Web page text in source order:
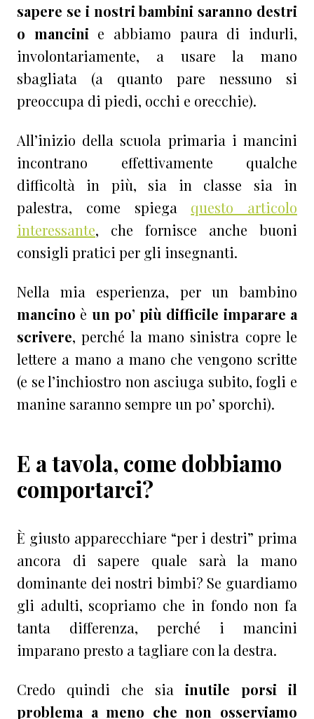
sapere se i nostri bambini saranno destri
o mancini e abbiamo paura di indurli,
involontariamente, a usare la mano
sbagliata (a quanto pare nessuno si
preoccupa di piedi, occhi e orecchie).
All’inizio della scuola primaria i mancini
incontrano effettivamente qualche
difficoltà in più, sia in classe sia in
palestra, come spiega questo articolo
interessante, che fornisce anche buoni
consigli pratici per gli insegnanti.
Nella mia esperienza, per un bambino
mancino è un po’ più difficile imparare a
scrivere, perché la mano sinistra copre le
lettere a mano a mano che vengono scritte
(e se l’inchiostro non asciuga subito, fogli e
manine saranno sempre un po’ sporchi).
E a tavola, come dobbiamo
comportarci?
È giusto apparecchiare “per i destri” prima
ancora di sapere quale sarà la mano
dominante dei nostri bimbi? Se guardiamo
gli adulti, scopriamo che in fondo non fa
tanta differenza, perché i mancini
imparano presto a tagliare con la destra.
Credo quindi che sia inutile porsi il
problema a meno che non osserviamo